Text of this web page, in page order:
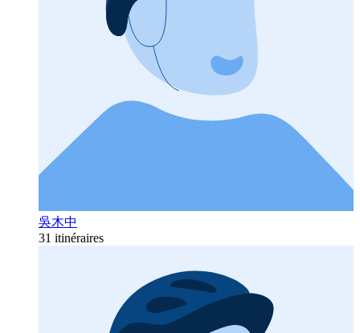
吳木中
31 itinéraires